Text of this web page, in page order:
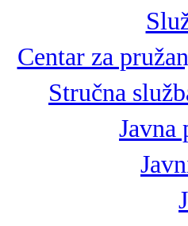
Centar za
Stručna
Javna